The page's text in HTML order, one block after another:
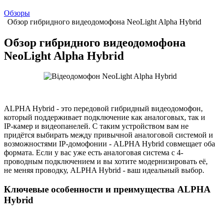
Обзоры
Обзор гибридного видеодомофона NeoLight Alpha Hybrid
Обзор гибридного видеодомофона
NeoLight Alpha Hybrid
ALPHA Hybrid - это передовой гибридный видеодомофон,
который поддерживает подключение как аналоговых, так и
IP-камер и видеопанелей. С таким устройством вам не
придётся выбирать между привычной аналоговой системой и
возможностями IP-домофонии - ALPHA Hybrid совмещает оба
формата. Если у вас уже есть аналоговая система с 4-
проводным подключением и вы хотите модернизировать её,
не меняя проводку, ALPHA Hybrid - ваш идеальный выбор.
Ключевые особенности и преимущества ALPHA
Hybrid